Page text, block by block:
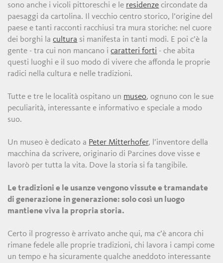
sono anche i vicoli pittoreschi e le residenze circondate da
paesaggi da cartolina. Il vecchio centro storico, l’origine del
paese e tanti racconti racchiusi tra mura storiche: nel cuore
dei borghi lacultura si manifesta in tanti modi. E poi c’è la
gente - tra cui non mancano icaratteri forti - che abita
questi luoghi e il suo modo di vivere che affonda le proprie
radici nella cultura e nelle tradizioni.
Tutte e tre le località ospitano un museo, ognuno con le sue
peculiarità, interessante e informativo e speciale a modo
suo.
Un museo è dedicato a Peter Mitterhofer, l’inventore della
macchina da scrivere, originario di Parcines dove visse e
lavorò per tutta la vita. Dove la storia si fa tangibile.
Le tradizioni e le usanze vengono vissute e tramandate
di generazione in generazione: solo così un luogo
mantiene viva la propria storia.
Certo il progresso è arrivato anche qui, ma c’è ancora chi
rimane fedele alle proprie tradizioni, chi lavora i campi come
un tempo e ha sicuramente qualche aneddoto interessante